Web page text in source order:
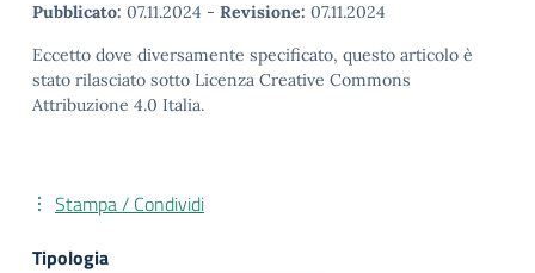
Pubblicato: 07.11.2024 - Revisione: 07.11.2024
Eccetto dove diversamente specificato, questo articolo è
stato rilasciato sotto Licenza Creative Commons
Attribuzione 4.0 Italia.
Stampa / Condividi
Tipologia